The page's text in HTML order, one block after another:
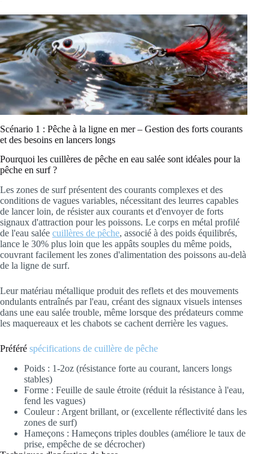
Scénario 1 : Pêche à la ligne en mer – Gestion des forts courants
et des besoins en lancers longs
Pourquoi les cuillères de pêche en eau salée sont idéales pour la
pêche en surf ?
Les zones de surf présentent des courants complexes et des
conditions de vagues variables, nécessitant des leurres capables
de lancer loin, de résister aux courants et d'envoyer de forts
signaux d'attraction pour les poissons. Le corps en métal profilé
de l'eau salée cuillères de pêche, associé à des poids équilibrés,
lance le 30% plus loin que les appâts souples du même poids,
couvrant facilement les zones d'alimentation des poissons au-delà
de la ligne de surf.
Leur matériau métallique produit des reflets et des mouvements
ondulants entraînés par l'eau, créant des signaux visuels intenses
dans une eau salée trouble, même lorsque des prédateurs comme
les maquereaux et les chabots se cachent derrière les vagues.
Préféré spécifications de cuillère de pêche
Poids : 1-2oz (résistance forte au courant, lancers longs
stables)
Forme : Feuille de saule étroite (réduit la résistance à l'eau,
fend les vagues)
Couleur : Argent brillant, or (excellente réflectivité dans les
zones de surf)
Hameçons : Hameçons triples doubles (améliore le taux de
prise, empêche de se décrocher)